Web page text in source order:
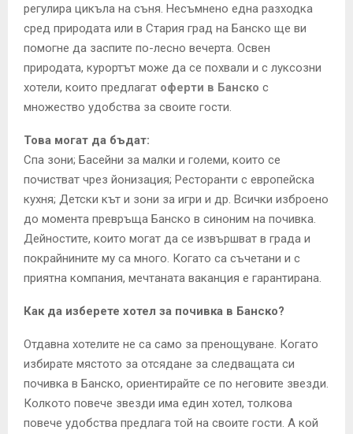
регулира цикъла на съня. Несъмнено една разходка
сред природата или в Стария град на Банско ще ви
помогне да заспите по-лесно вечерта. Освен
природата, курортът може да се похвали и с луксозни
хотели, които предлагат оферти в Банско с
множество удобства за своите гости.
Това могат да бъдат:
Спа зони; Басейни за малки и големи, които се
почистват чрез йонизация; Ресторанти с европейска
кухня; Детски кът и зони за игри и др. Всички изброено
до момента превръща Банско в синоним на почивка.
Дейностите, които могат да се извършват в града и
покрайнините му са много. Когато са съчетани и с
приятна компания, мечтаната ваканция е гарантирана.
Как да изберете хотел за почивка в Банско?
Отдавна хотелите не са само за пренощуване. Когато
избирате мястото за отсядане за следващата си
почивка в Банско, ориентирайте се по неговите звезди.
Колкото повече звезди има един хотел, толкова
повече удобства предлага той на своите гости. А кой